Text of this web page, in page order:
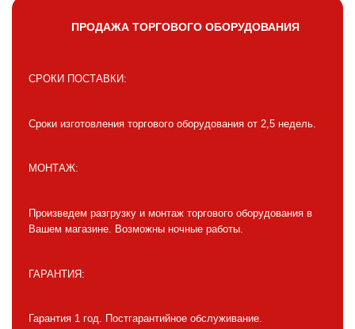
ПРОДАЖА ТОРГОВОГО ОБОРУДОВАНИЯ
СРОКИ ПОСТАВКИ:
Сроки изготовления торгового оборудования от 2,5 недель.
МОНТАЖ:
Произведем разгрузку и монтаж торгового оборудования в
Вашем магазине. Возможны ночные работы.
ГАРАНТИЯ:
Гарантия 1 год. Постгарантийное обслуживание.